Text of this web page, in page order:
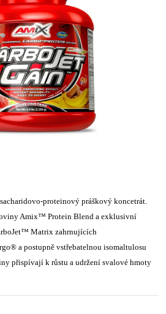
proteinový práškový koncetrát.
Amix™ Protein Blend a exklusivní
Matrix zahrnujících
a postupně vstřebatelnou isomaltulosu
přispívají k růstu a udržení svalové hmoty